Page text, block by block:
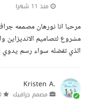
منذ 11 شهرا
مرحبا انا نورهان مصممه
مشروع لتصاميم الانديزاين
الذي تفضله سواء رسم يدوي
Kristen A.
مصمم جرافيك